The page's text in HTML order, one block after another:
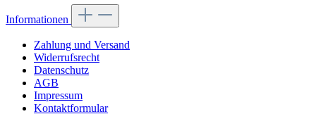
Informationen
Zahlung und Versand
Widerrufsrecht
Datenschutz
AGB
Impressum
Kontaktformular